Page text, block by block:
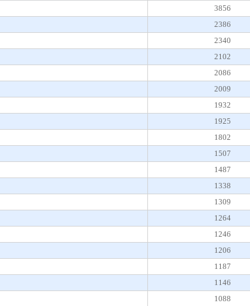
3856
2386
2340
2102
2086
2009
1932
1925
1802
1507
1487
1338
1309
1264
1246
1206
1187
1146
1088